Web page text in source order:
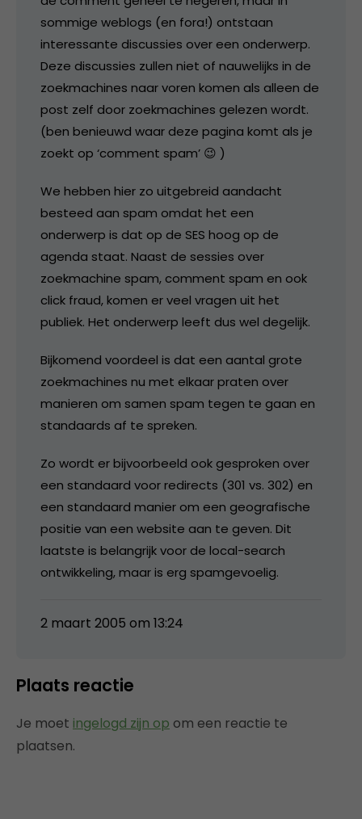
sommige weblogs (en fora!) ontstaan
interessante discussies over een onderwerp.
Deze discussies zullen niet of nauwelijks in de
zoekmachines naar voren komen als alleen de
post zelf door zoekmachines gelezen wordt.
(ben benieuwd waar deze pagina komt als je
zoekt op ‘comment spam’ 😉 )
We hebben hier zo uitgebreid aandacht
besteed aan spam omdat het een
onderwerp is dat op de SES hoog op de
agenda staat. Naast de sessies over
zoekmachine spam, comment spam en ook
click fraud, komen er veel vragen uit het
publiek. Het onderwerp leeft dus wel degelijk.
Bijkomend voordeel is dat een aantal grote
zoekmachines nu met elkaar praten over
manieren om samen spam tegen te gaan en
standaards af te spreken.
Zo wordt er bijvoorbeeld ook gesproken over
een standaard voor redirects (301 vs. 302) en
een standaard manier om een geografische
positie van een website aan te geven. Dit
laatste is belangrijk voor de local-search
ontwikkeling, maar is erg spamgevoelig.
2 maart 2005 om 13:24
Plaats reactie
Je moet ingelogd zijn op om een reactie te
plaatsen.